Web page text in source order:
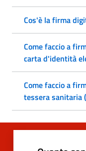
Cos'è la firma
Come faccio a
carta d'identità
Come faccio a
tessera sanitaria